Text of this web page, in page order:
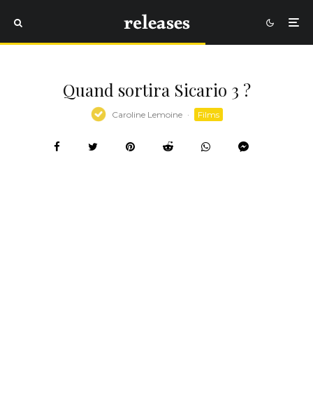
Quand sortira Sicario 3 ?
Caroline Lemoine · Films